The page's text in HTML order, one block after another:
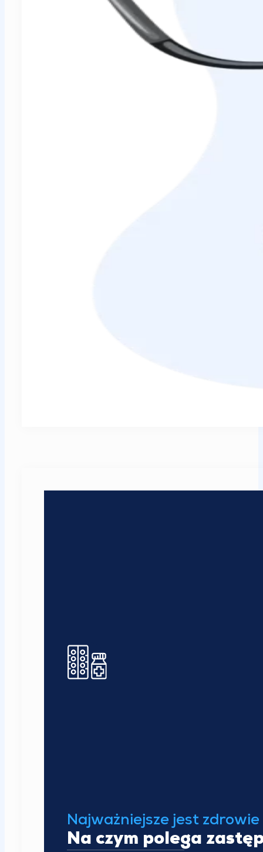
Najważniejsze jest
Na czym polega